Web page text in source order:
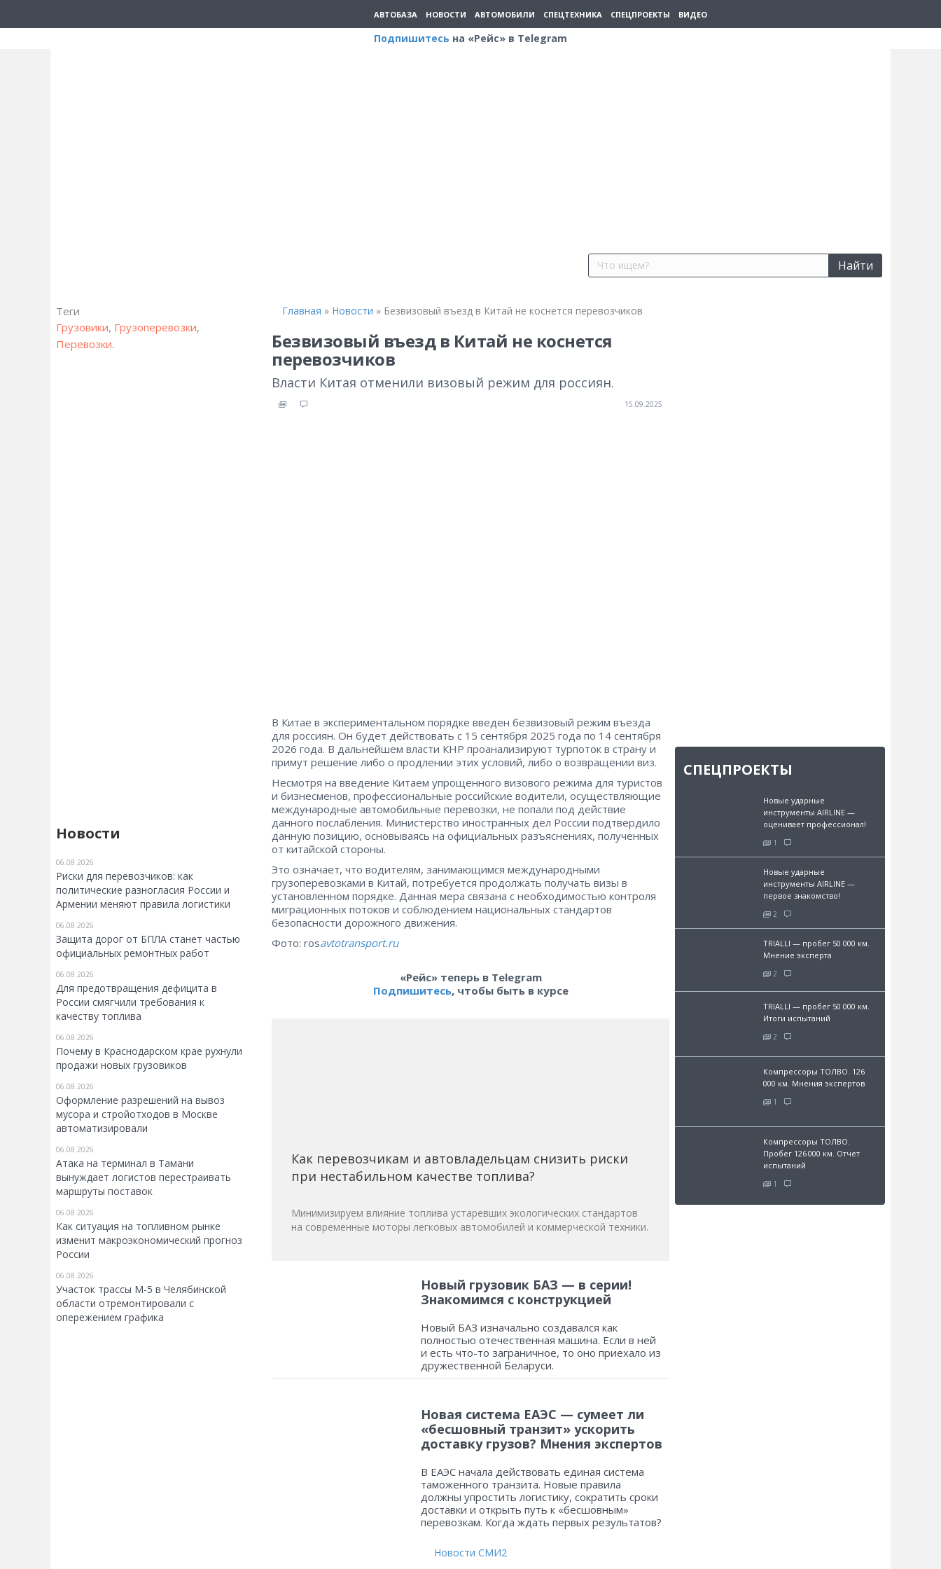
АВТОБАЗА НОВОСТИ АВТОМОБИЛИ СПЕЦТЕХНИКА СПЕЦПРОЕКТЫ ВИДЕО
Подпишитесь на «Рейс» в Telegram
Найти
Теги
Грузовики, Грузоперевозки,
Перевозки.
Новости
06.08.2026
Риски для перевозчиков: как
политические разногласия России и
Армении меняют правила логистики
06.08.2026
Защита дорог от БПЛА станет частью
официальных ремонтных работ
06.08.2026
Для предотвращения дефицита в
России смягчили требования к
качеству топлива
06.08.2026
Почему в Краснодарском крае рухнули
продажи новых грузовиков
06.08.2026
Оформление разрешений на вывоз
мусора и стройотходов в Москве
автоматизировали
06.08.2026
Атака на терминал в Тамани
вынуждает логистов перестраивать
маршруты поставок
06.08.2026
Как ситуация на топливном рынке
изменит макроэкономический прогноз
России
06.08.2026
Участок трассы М-5 в Челябинской
области отремонтировали с
опережением графика
Главная » Новости » Безвизовый въезд в Китай не коснется перевозчиков
Безвизовый въезд в Китай не коснется
перевозчиков
Власти Китая отменили визовый режим для россиян.
15.09.2025
В Китае в экспериментальном порядке введен безвизовый режим въезда
для россиян. Он будет действовать с 15 сентября 2025 года по 14 сентября
2026 года. В дальнейшем власти КНР проанализируют турпоток в страну и
примут решение либо о продлении этих условий, либо о возвращении виз.
Несмотря на введение Китаем упрощенного визового режима для туристов
и бизнесменов, профессиональные российские водители, осуществляющие
международные автомобильные перевозки, не попали под действие
данного послабления. Министерство иностранных дел России подтвердило
данную позицию, основываясь на официальных разъяснениях, полученных
от китайской стороны.
Это означает, что водителям, занимающимся международными
грузоперевозками в Китай, потребуется продолжать получать визы в
установленном порядке. Данная мера связана с необходимостью контроля
миграционных потоков и соблюдением национальных стандартов
безопасности дорожного движения.
Фото: rosavtotransport.ru
«Рейс» теперь в Telegram
Подпишитесь, чтобы быть в курсе
Как перевозчикам и автовладельцам снизить риски
при нестабильном качестве топлива?
Минимизируем влияние топлива устаревших экологических стандартов
на современные моторы легковых автомобилей и коммерческой техники.
Новый грузовик БАЗ — в серии!
Знакомимся с конструкцией
Новый БАЗ изначально создавался как
полностью отечественная машина. Если в ней
и есть что-то заграничное, то оно приехало из
дружественной Беларуси.
Новая система ЕАЭС — сумеет ли
«бесшовный транзит» ускорить
доставку грузов? Мнения экспертов
В ЕАЭС начала действовать единая система
таможенного транзита. Новые правила
должны упростить логистику, сократить сроки
доставки и открыть путь к «бесшовным»
перевозкам. Когда ждать первых результатов?
Новости СМИ2
СПЕЦПРОЕКТЫ
Новые ударные
инструменты AIRLINE —
оценивает профессионал!
1
Новые ударные
инструменты AIRLINE —
первое знакомство!
2
TRIALLI — пробег 50 000 км.
Мнение эксперта
2
TRIALLI — пробег 50 000 км.
Итоги испытаний
2
Компрессоры ТОЛВО. 126
000 км. Мнения экспертов
1
Компрессоры ТОЛВО.
Пробег 126 000 км. Отчет
испытаний
1